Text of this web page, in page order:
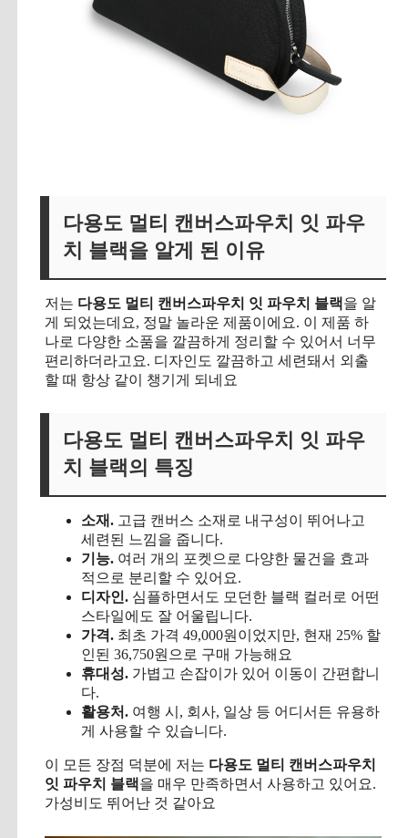
다용도 멀티 캔버스파우치 잇 파우
치 블랙을 알게 된 이유
저는 다용도 멀티 캔버스파우치 잇 파우치 블랙을 알
게 되었는데요, 정말 놀라운 제품이에요. 이 제품 하
나로 다양한 소품을 깔끔하게 정리할 수 있어서 너무
편리하더라고요. 디자인도 깔끔하고 세련돼서 외출
할 때 항상 같이 챙기게 되네요
다용도 멀티 캔버스파우치 잇 파우
치 블랙의 특징
소재. 고급 캔버스 소재로 내구성이 뛰어나고
세련된 느낌을 줍니다.
기능. 여러 개의 포켓으로 다양한 물건을 효과
적으로 분리할 수 있어요.
디자인. 심플하면서도 모던한 블랙 컬러로 어떤
스타일에도 잘 어울립니다.
가격. 최초 가격 49,000원이었지만, 현재 25% 할
인된 36,750원으로 구매 가능해요
휴대성. 가볍고 손잡이가 있어 이동이 간편합니
다.
활용처. 여행 시, 회사, 일상 등 어디서든 유용하
게 사용할 수 있습니다.
이 모든 장점 덕분에 저는 다용도 멀티 캔버스파우치
잇 파우치 블랙을 매우 만족하면서 사용하고 있어요.
가성비도 뛰어난 것 같아요